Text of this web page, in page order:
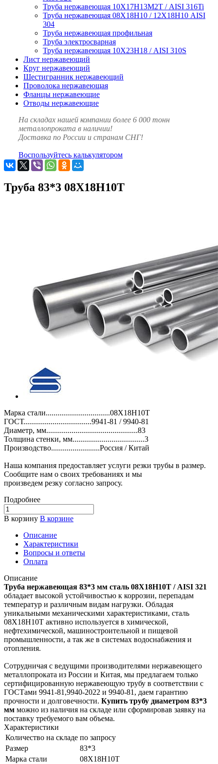
Труба нержавеющая 10Х17Н13М2Т / AISI 316Ti
Труба нержавеющая 08Х18Н10 / 12Х18Н10 AISI
304
Труба нержавеющая профильная
Труба электросварная
Труба нержавеющая 10Х23Н18 / AISI 310S
Лист нержавеющий
Круг нержавеющий
Шестигранник нержавеющий
Проволока нержавеющая
Фланцы нержавеющие
Отводы нержавеющие
На складах нашей компании более 6 000 тонн
металлопроката в наличии!
Доставка по России и странам СНГ!
Воспользуйтесь калькулятором
Труба 83*3 08Х18Н10Т
Марка стали.................................08Х18Н10Т
ГОСТ...................................9941-81 / 9940-81
Диаметр, мм...............................................83
Толщина стенки, мм.....................................3
Производство.........................Россия / Китай
Наша компания предоставляет услуги резки трубы в размер.
Сообщите нам о своих требованиях и мы
произведем резку согласно запросу.
Подробнее
В корзину В корзине
Описание
Характеристики
Вопросы и ответы
Оплата
Описание
Труба нержавеющая 83*3 мм сталь 08Х18Н10Т / AISI 321
обладает высокой устойчивостью к коррозии, перепадам
температур и различным видам нагрузки. Обладая
уникальными механическими характеристиками, сталь
08Х18Н10Т активно используется в химической,
нефтехимической, машиностроительной и пищевой
промышленности, а так же в системах водоснабжения и
отопления.
Сотрудничая с ведущими производителями нержавеющего
металлопроката из России и Китая, мы предлагаем только
сертифицированную нержавеющую трубу в соответствии с
ГОСТами 9941-81,9940-2022 и 9940-81, даем гарантию
прочности и долговечности. Купить трубу диаметром 83*3
мм можно из наличия на складе или сформировав заявку на
поставку требуемого вам объема.
Характеристики
Количество на складе по запросу
Размер
83*3
Марка стали
08Х18Н10Т